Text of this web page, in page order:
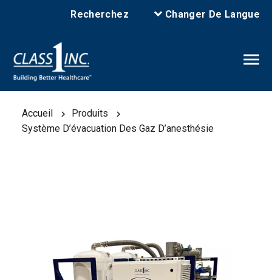
Recherchez Changer De Langue
Accueil
Produits
Système D’évacuation Des Gaz D’anesthésie